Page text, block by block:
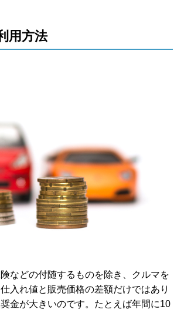
用方法
などの付随するものを除き、クルマを
入れ値と販売価格の差額だけではあり
金が大きいのです。たとえば年間に10